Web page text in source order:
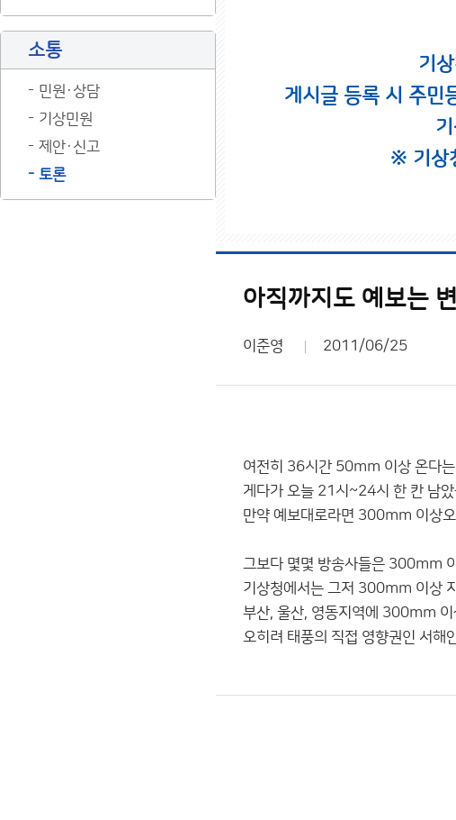
소통
민원·상담
기상민원
제안·신고
토론
기
게시글 등록 시 주민
※ 기상
아직까지도 예보는
이준영 2011/06/25
여전히 36시간 50mm 이상 온다
게다가 오늘 21시~24시 한 칸 남
만약 예보대로라면 300mm 이상
그보다 몇몇 방송사들은 300mm
기상청에서는 그저 300mm 이상
부산, 울산, 영동지역에 300mm
오히려 태풍의 직접 영향권인 서